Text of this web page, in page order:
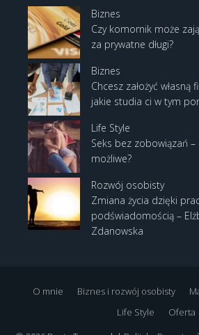
Biznes
Czy komornik może
za prywatne długi?
Biznes
Chcesz założyć własną
jakie studia ci w tym
Life Style
Seks bez zobowiązań
możliwe?
Rozwój osobisty
Zmiana życia dzięki
podświadomością –
Zdanowska
O mnie Biznes i rozwój osobisty
Life Style
Oferta